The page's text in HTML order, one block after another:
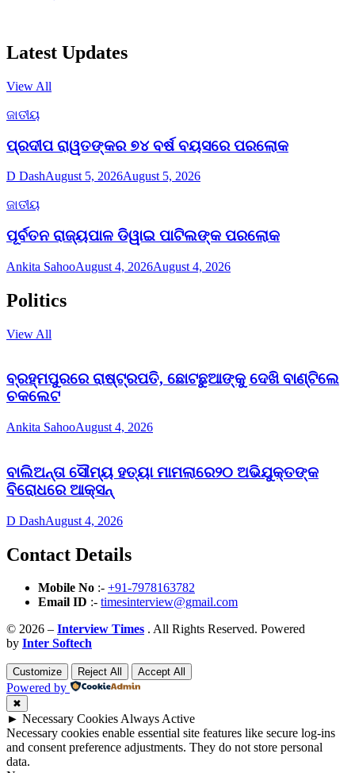
Latest Updates
View All
ଜାତୀୟ
ପ୍ରଦୀପ ରାୱତଙ୍କର ୭୪ ବର୍ଷ ବୟସରେ ପରଲୋକ
D DashAugust 5, 2026August 5, 2026
ଜାତୀୟ
ପୂର୍ବତନ ରାଜ୍ୟପାଳ ଡିୱାଇ ପାଟିଲଙ୍କ ପରଲୋକ
Ankita SahooAugust 4, 2026August 4, 2026
Politics
View All
ବ୍ରହ୍ମପୁରରେ ରାଷ୍ଟ୍ରପତି, ଛୋଟଛୁଆଙ୍କୁ ଦେଖି ବାଣ୍ଟିଲେ
ଚକଲେଟ
Ankita SahooAugust 4, 2026
ବାଲିଅନ୍ତା ସୌମ୍ୟ ହତ୍ୟା ମାମଲାରେ୨୦ ଅଭିଯୁକ୍ତଙ୍କ
ବିରୋଧରେ ଆକ୍ସନ୍
D DashAugust 4, 2026
Contact Details
Mobile No :- +91-7978163782
Email ID :- timesinterview@gmail.com
© 2026 – Interview Times . All Rights Reserved. Powered
by Inter Softech
Customize Reject All Accept All
Powered by
✖
► Necessary CookiesAlways Active
Necessary cookies enable essential site features like secure log-ins
and consent preference adjustments. They do not store personal
data.